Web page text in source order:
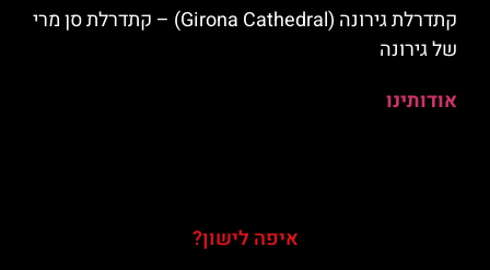
קתדרלת גירונה (Girona Cathedral) – קתדרלת סן מרי
של גירונה
אודותינו
איפה לישון?